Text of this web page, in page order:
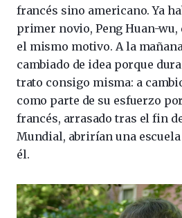
francés sino americano. Ya
primer novio, Peng Huan-
el mismo motivo. A la
cambiado de idea porque
trato consigo misma: a
como parte de su esfuerzo
francés, arrasado tras el fin
Mundial, abrirían una
él.